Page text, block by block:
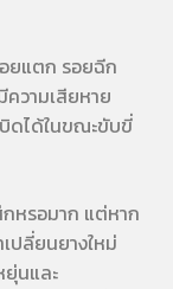
ยแตก รอยฉีก
วามเสียหาย
บิดได้ในขณะขับขี่
กหรอมาก แต่หาก
ปลี่ยนยางใหม่
ยุ่นและ